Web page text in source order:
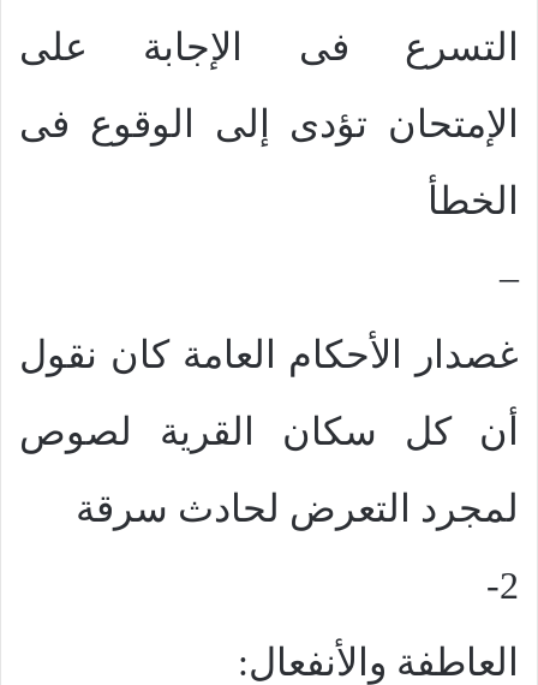
التسرع فى الإجابة على
الإمتحان تؤدى إلى الوقوع فى
الخطأ
–
غصدار الأحكام العامة كان نقول
أن كل سكان القرية لصوص
لمجرد التعرض لحادث سرقة
2-
العاطفة والأنفعال: